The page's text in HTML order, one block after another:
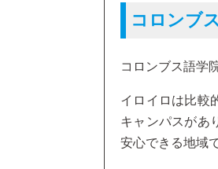
コロンブ
コロンブス語学
イロイロは比較
キャンパスがあ
安心できる地域